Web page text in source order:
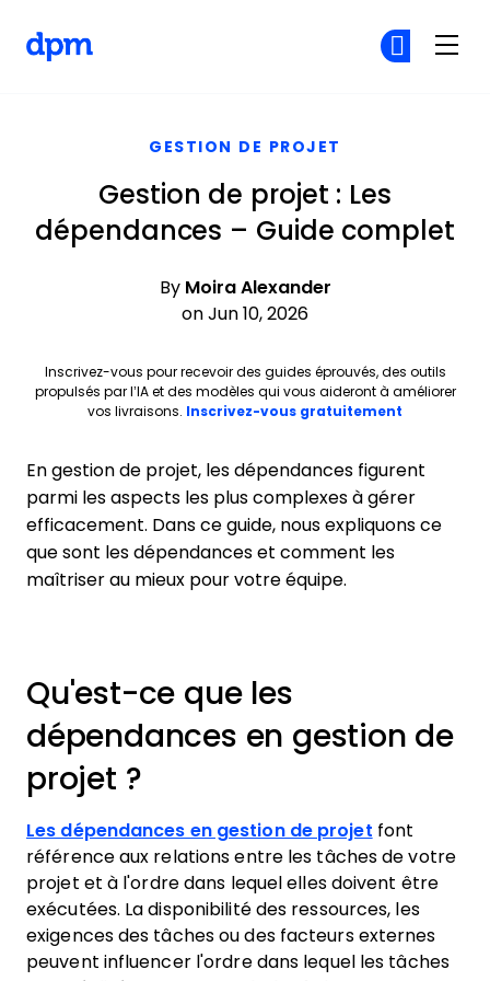
GESTION DE PROJET
Gestion de projet : Les
dépendances – Guide complet
By Moira Alexander
on Jun 10, 2026
Inscrivez-vous pour recevoir des guides éprouvés, des outils
propulsés par l’IA et des modèles qui vous aideront à améliorer
vos livraisons. Inscrivez-vous gratuitement
En gestion de projet, les dépendances figurent
parmi les aspects les plus complexes à gérer
efficacement. Dans ce guide, nous expliquons ce
que sont les dépendances et comment les
maîtriser au mieux pour votre équipe.
Qu'est-ce que les
dépendances en gestion de
projet ?
Les dépendances en gestion de projet font
référence aux relations entre les tâches de votre
projet et à l'ordre dans lequel elles doivent être
exécutées. La disponibilité des ressources, les
exigences des tâches ou des facteurs externes
peuvent influencer l'ordre dans lequel les tâches